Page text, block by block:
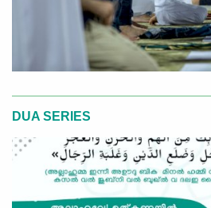
DUA SERIES